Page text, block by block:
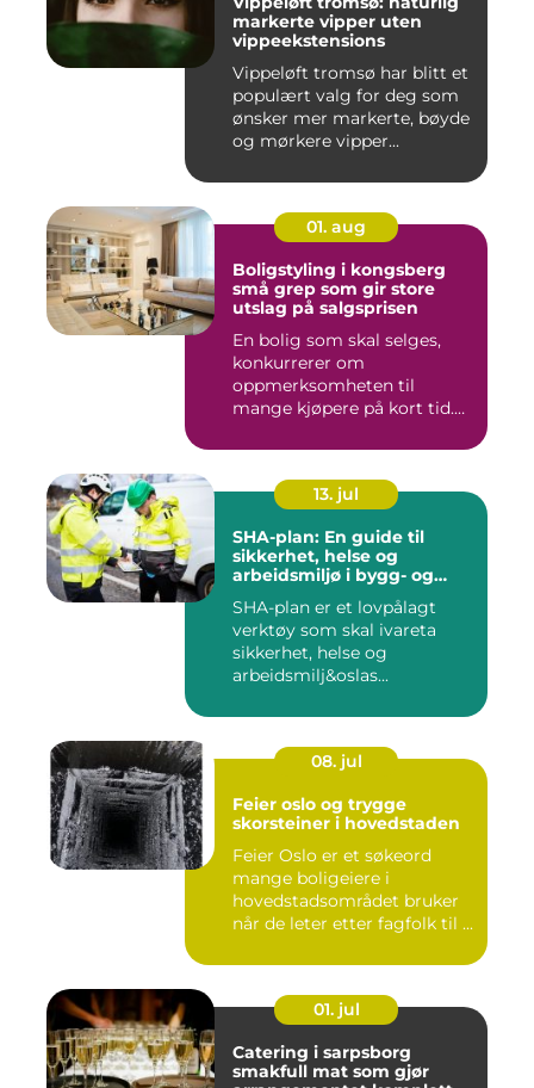
markerte vipper uten
vippeekstensions
Vippeløft tromsø har blitt et
populært valg for deg som
ønsker mer markerte, bøyde
og mørkere vipper...
01. aug
Boligstyling i kongsberg
små grep som gir store
utslag på salgsprisen
En bolig som skal selges,
konkurrerer om
oppmerksomheten til
mange kjøpere på kort tid.
13. jul
SHA-plan: En guide til
sikkerhet, helse og
arbeidsmiljø i bygg- og
SHA-plan er et lovpålagt
verktøy som skal ivareta
sikkerhet, helse og
arbeidsmilj&oslas...
08. jul
Feier oslo og trygge
skorsteiner i hovedstaden
Feier Oslo er et søkeord
mange boligeiere i
hovedstadsområdet bruker
når de leter etter fagfolk til ...
01. jul
Catering i sarpsborg
smakfull mat som gjør